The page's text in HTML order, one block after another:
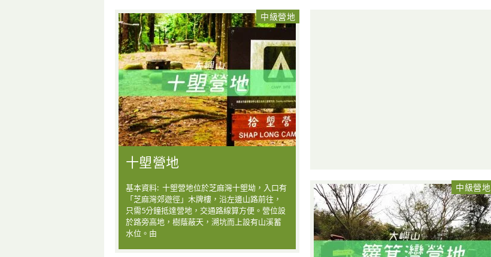
中級營地
十塱營地
基本資料: 十塱營地位於芝麻灣十塱坳，入口有
「芝麻灣郊遊徑」木牌樓，沿左邊山路前往，
只需5分鐘抵達營地，交通路線算方便。營位設
於路旁高地，樹蔭蔽天，溯坑而上設有山溪蓄
水位。由
中級營地